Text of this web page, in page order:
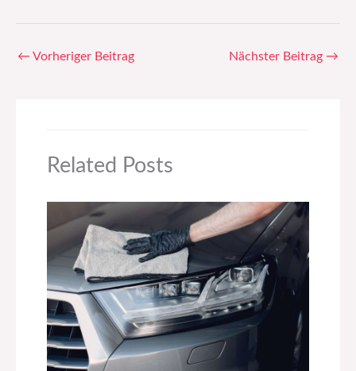
← Vorheriger Beitrag Nächster Beitrag →
Related Posts